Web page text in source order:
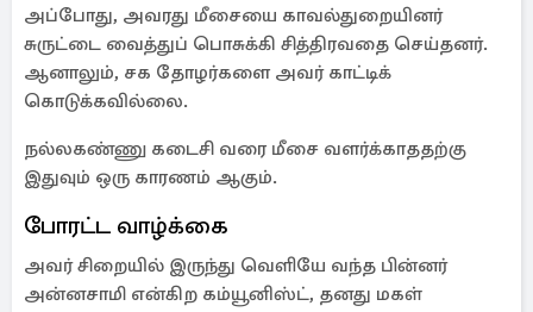
அப்போது, அவரது மீசையை காவல்துறையினர்
சுருட்டை வைத்துப் பொசுக்கி சித்திரவதை செய்தனர்.
ஆனாலும், சக தோழர்களை அவர் காட்டிக்
கொடுக்கவில்லை.
நல்லகண்ணு கடைசி வரை மீசை வளர்க்காததற்கு
இதுவும் ஒரு காரணம் ஆகும்.
போரட்ட வாழ்க்கை
அவர் சிறையில் இருந்து வெளியே வந்த பின்னர்
அன்னசாமி என்கிற கம்யூனிஸ்ட், தனது மகள்